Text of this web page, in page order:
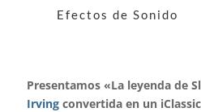
Efectos de Sonido
Presentamos «La leyenda de
Irvingconvertida en un